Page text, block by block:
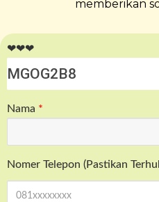
memberikan
❤❤❤
Nama *
Nomer Telepon (Pastikan